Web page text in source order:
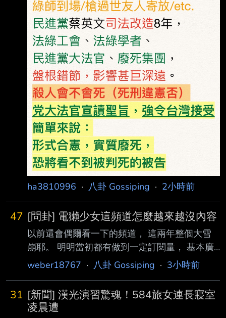
12年，2罪合併應執行14年6月。中院特別指
出，王男雖認罪，但不尊重異性以及人性尊
嚴，讓被害女子猶如喪屍受到擺佈，王男犯罪情
節非輕，惡性重大，且至今未與被害人家
ha3810996 · 八卦 Gossiping · 2小時前
47 [問卦] 電獺少女這頻道怎麼越來越沒內容
以前還會偶爾看一下的頻道， 這兩年整個大雪
崩耶。 明明當初都有做到一定訂閱量， 基本廣
告業配穩定收入能支撐頻道了， 為什麼現在弄
了嗎？ --
weber18767 · 八卦 Gossiping · 3小時前
31 [新聞] 漢光演習驚魂！584旅女連長寢室
凌晨遭